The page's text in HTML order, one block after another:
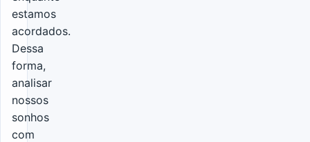
estamos
acordados.
Dessa
forma,
analisar
nossos
sonhos
com